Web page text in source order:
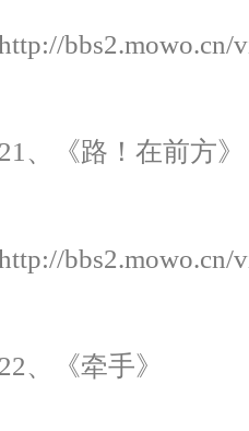
bbs2.mowo.cn/
21、《路！在前方》
bbs2.mowo.cn/
22、《牵手》